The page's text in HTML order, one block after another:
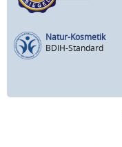
Natur-Kosmetik
BDIH-Standard